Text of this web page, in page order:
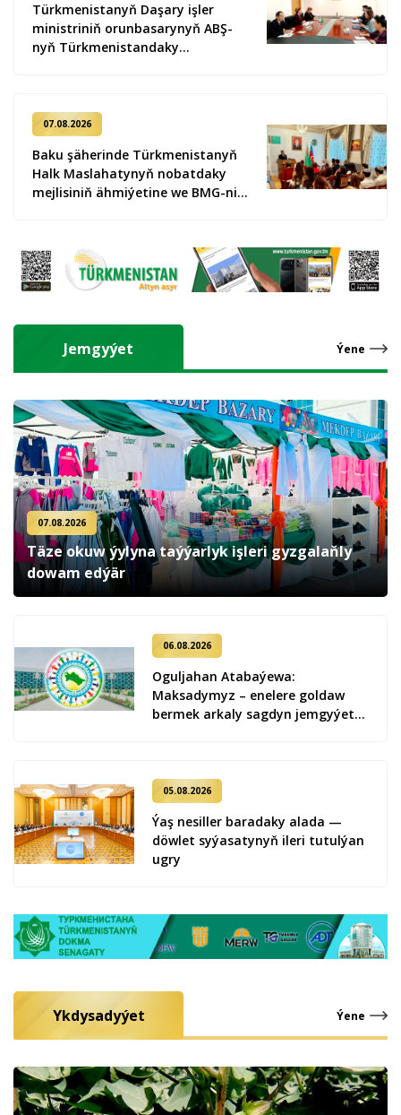
Türkmenistanyň Daşary işler
ministriniň orunbasarynyň ABŞ-
nyň Türkmenistandaky
07.08.2026
Baku şäherinde Türkmenistanyň
Halk Maslahatynyň nobatdaky
mejlisiniň ähmiýetine we BMG-niň
maslahat geçirildi
Jemgyýet Ýene
07.08.2026
Täze okuw ýylyna taýýarlyk işleri gyzgalaňly
dowam edýär
06.08.2026
Oguljahan Atabaýewa:
Maksadymyz – enelere goldaw
bermek arkaly sagdyn jemgyýeti
05.08.2026
Ýaş ne­sil­ler ba­ra­da­ky ala­da —
döw­let sy­ýa­sa­ty­nyň ile­ri tu­tul­ýan
ug­ry
Ykdysadyýet Ýene